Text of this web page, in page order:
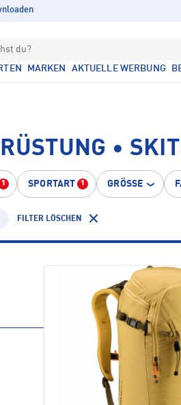
du?
MARKEN AKTUELLE WERBUNG
•
1 SPORTART 1 GRÖSSE
FILTER LÖSCHEN